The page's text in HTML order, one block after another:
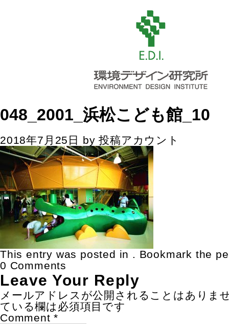
048_2001_浜松こども館_10
2018年7月25日 by投稿アカウント
This entry was posted in . Bookmark the
0 Comments
Leave Your Reply
メールアドレスが公開されることはありま
ている欄は必須項目です
Comment *